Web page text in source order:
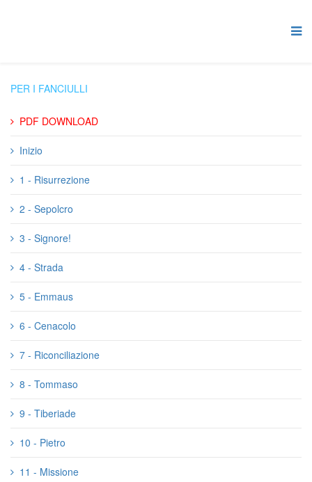
PER I FANCIULLI
PDF DOWNLOAD
Inizio
1 - Risurrezione
2 - Sepolcro
3 - Signore!
4 - Strada
5 - Emmaus
6 - Cenacolo
7 - Riconciliazione
8 - Tommaso
9 - Tiberiade
10 - Pietro
11 - Missione